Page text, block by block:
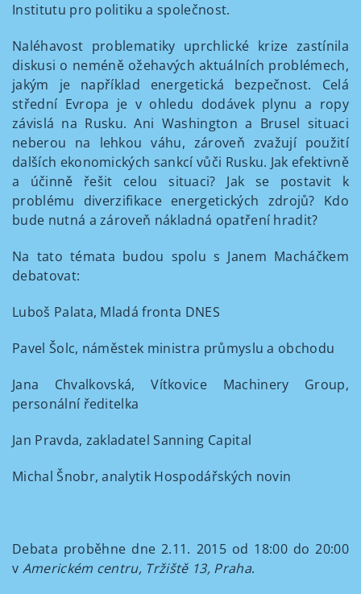
Institutu pro politiku a společnost.
Naléhavost problematiky uprchlické krize zastínila
diskusi o neméně ožehavých aktuálních problémech,
jakým je například energetická bezpečnost. Celá
střední Evropa je v ohledu dodávek plynu a ropy
závislá na Rusku. Ani Washington a Brusel situaci
neberou na lehkou váhu, zároveň zvažují použití
dalších ekonomických sankcí vůči Rusku. Jak efektivně
a účinně řešit celou situaci? Jak se postavit k
problému diverzifikace energetických zdrojů? Kdo
bude nutná a zároveň nákladná opatření hradit?
Na tato témata budou spolu s Janem Macháčkem
debatovat:
Luboš Palata, Mladá fronta DNES
Pavel Šolc, náměstek ministra průmyslu a obchodu
Jana Chvalkovská, Vítkovice Machinery Group,
personální ředitelka
Jan Pravda, zakladatel Sanning Capital
Michal Šnobr, analytik Hospodářských novin
Debata proběhne dne 2.11. 2015 od 18:00 do 20:00
v Americkém centru, Tržiště 13, Praha.